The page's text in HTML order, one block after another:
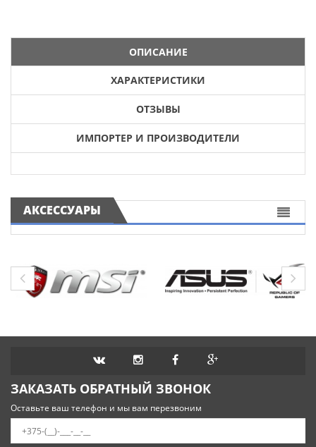
ОПИСАНИЕ
ХАРАКТЕРИСТИКИ
ОТЗЫВЫ
ИМПОРТЕР И ПРОИЗВОДИТЕЛИ
АКСЕССУАРЫ
ЗАКАЗАТЬ ОБРАТНЫЙ ЗВОНОК
Оставьте ваш телефон и мы вам перезвоним